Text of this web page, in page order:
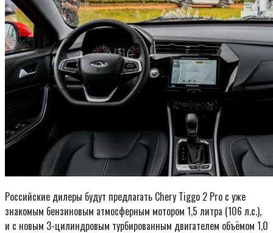
Российские дилеры будут предлагать Chery Tiggo 2 Pro с уже
знакомым бензиновым атмосферным мотором 1,5 литра (106 л.с.),
и с новым 3-цилиндровым турбированным двигателем объёмом 1,0